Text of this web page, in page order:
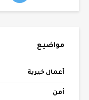
مواضيع
أعمال خيرية
أمن